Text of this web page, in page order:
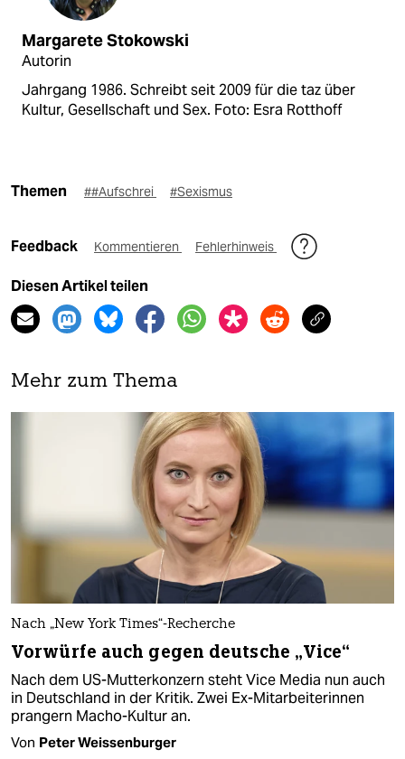
Margarete Stokowski
Autorin
Jahrgang 1986. Schreibt seit 2009 für die taz über
Kultur, Gesellschaft und Sex. Foto: Esra Rotthoff
Themen ##Aufschrei #Sexismus
Feedback Kommentieren Fehlerhinweis
Diesen Artikel teilen
Mehr zum Thema
Nach „New York Times“-Recherche
Vorwürfe auch gegen deutsche „Vice“
Nach dem US-Mutterkonzern steht Vice Media nun auch
in Deutschland in der Kritik. Zwei Ex-Mitarbeiterinnen
prangern Macho-Kultur an.
Von Peter Weissenburger